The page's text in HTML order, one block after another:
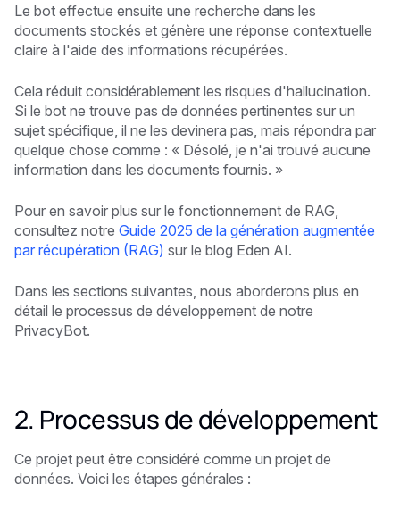
Le bot effectue ensuite une recherche dans les
documents stockés et génère une réponse contextuelle
claire à l'aide des informations récupérées.
Cela réduit considérablement les risques d'hallucination.
Si le bot ne trouve pas de données pertinentes sur un
sujet spécifique, il ne les devinera pas, mais répondra par
quelque chose comme : « Désolé, je n'ai trouvé aucune
information dans les documents fournis. »
Pour en savoir plus sur le fonctionnement de RAG,
consultez notre Guide 2025 de la génération augmentée
par récupération (RAG) sur le blog Eden AI.
Dans les sections suivantes, nous aborderons plus en
détail le processus de développement de notre
PrivacyBot.
2. Processus de développement
Ce projet peut être considéré comme un projet de
données. Voici les étapes générales :